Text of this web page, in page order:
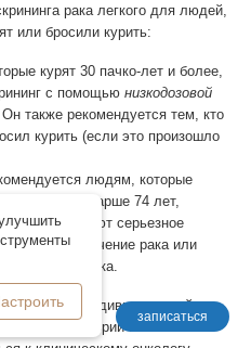
рака легкого для людей,
или бросили курить:
курят 30 пачко-лет и более,
с помощью низкодозовой
. Он также рекомендуется тем, кто
курить (если это произошло
людям, которые
55 или старше 74 лет,
или имеют серьезное
на лечение рака или
жизни человека.
индивидуальной
семейной истории и личных
записаться